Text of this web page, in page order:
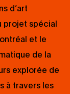
d’art
projet spécial
et le
de la
explorée de
à travers les